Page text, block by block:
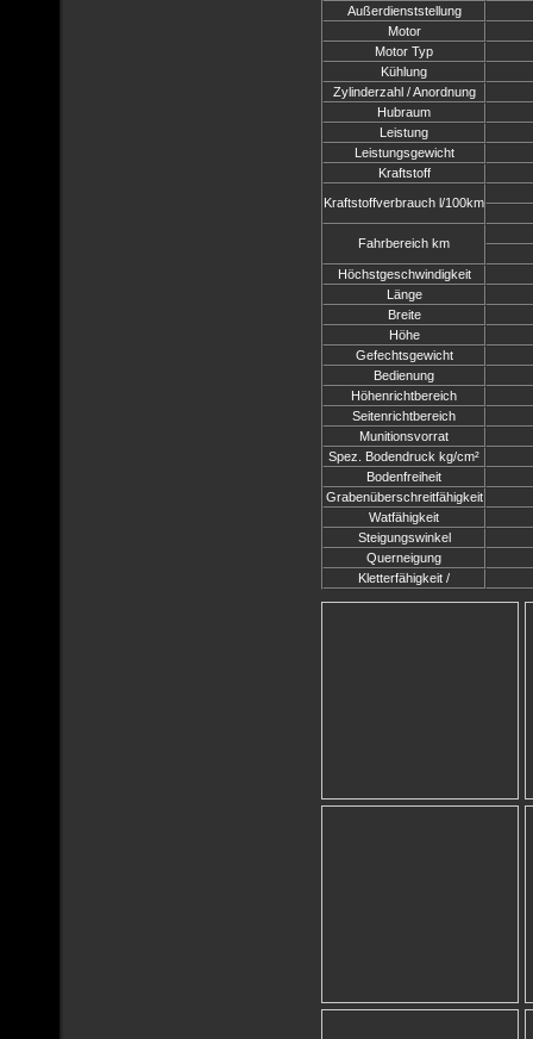
Außerdienststellung
Motor
Motor Typ
Kühlung
Zylinderzahl / Anordnung
Hubraum
Leistung
Leistungsgewicht
Kraftstoff
Kraftstoffverbrauch l/100km
Fahrbereich km
Höchstgeschwindigkeit
Länge
Breite
Höhe
Gefechtsgewicht
Bedienung
Höhenrichtbereich
Seitenrichtbereich
Munitionsvorrat
Spez. Bodendruck kg/cm²
Bodenfreiheit
Grabenüberschreitfähigkeit
Watfähigkeit
Steigungswinkel
Querneigung
Kletterfähigkeit /